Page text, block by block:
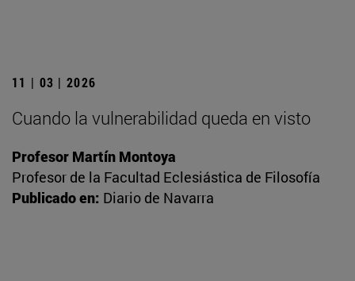
11 | 03 | 2026
Cuando la vulnerabilidad queda en visto
Profesor Martín Montoya
Profesor de la Facultad Eclesiástica de Filosofía
Publicado en: Diario de Navarra